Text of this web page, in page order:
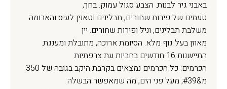
באבני גיר לבנות. הצבע סגול עמוק. בחך,
טעמים של פירות שחורים, תבלינים וטאנין לעיס והארומה
משלבת תבלינים, וניל ופירות שחורים. יין
מאוזן בעל גוף מלא. הסיומת ארוכה, מתובלת ומענגת.
התיישנות 16 חודשים בחביות עת צרפתיות
הכרמים: כל הכרמים נמצאים בקרבת היקב בגובה של 350
מ&#39; מעל פני הים, מה שמאפשר הבשלה